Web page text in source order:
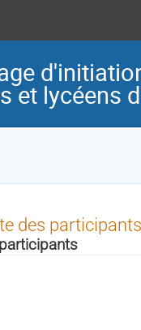
et lycéens
des participants